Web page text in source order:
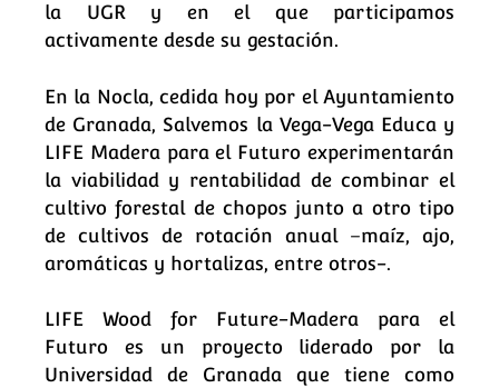
la UGR y en el que participamos
activamente desde su gestación.
En la Nocla, cedida hoy por el Ayuntamiento
de Granada, Salvemos la Vega-Vega Educa y
LIFE Madera para el Futuro experimentarán
la viabilidad y rentabilidad de combinar el
cultivo forestal de chopos junto a otro tipo
de cultivos de rotación anual –maíz, ajo,
aromáticas y hortalizas, entre otros-.
LIFE Wood for Future-Madera para el
Futuro es un proyecto liderado por la
Universidad de Granada que tiene como